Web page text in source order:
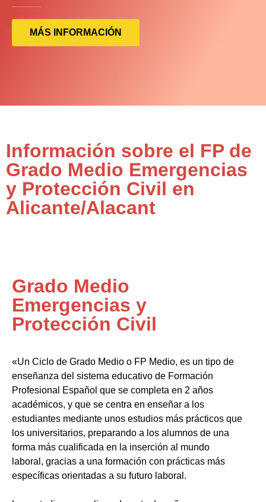
MÁS INFORMACIÓN
Información sobre el FP de
Grado Medio Emergencias
y Protección Civil en
Alicante/Alacant
Grado Medio
Emergencias y
Protección Civil
«Un Ciclo de Grado Medio o FP Medio, es un tipo de
enseñanza del sistema educativo de Formación
Profesional Español que se completa en 2 años
académicos, y que se centra en enseñar a los
estudiantes mediante unos estudios más prácticos que
los universitarios, preparando a los alumnos de una
forma más cualificada en la inserción al mundo
laboral, gracias a una formación con prácticas más
específicas orientadas a su futuro laboral.